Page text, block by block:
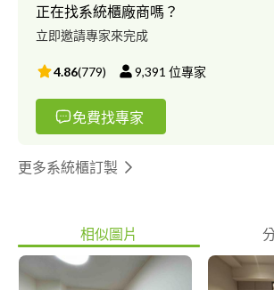
正在找系統櫃廠商嗎？
立即邀請專家來完成
4.86(779) 9,391 位專家
免費找專家
更多系統櫃訂製
相似圖片